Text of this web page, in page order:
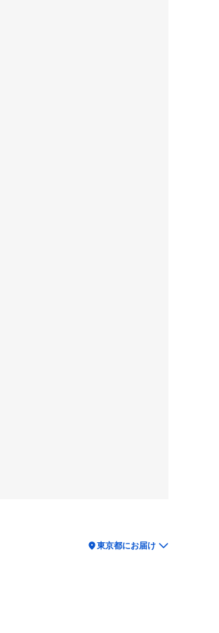
location_on東京都にお届け